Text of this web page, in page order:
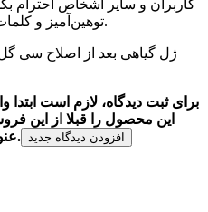
کاربران و سایر اشخاص احترام
توهین‌آمیز و کلمات نامناسب باشند، حذف می‌شوند.
برای ثبت دیدگاه، لازم است
این محصول را قبلا از این
عنوان مالک محصول ثبت خواهد شد. افزودن دیدگاه جدید